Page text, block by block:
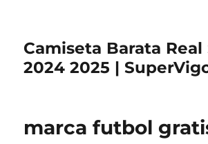
Camiseta Barata
2024 2025 |
marca futbol